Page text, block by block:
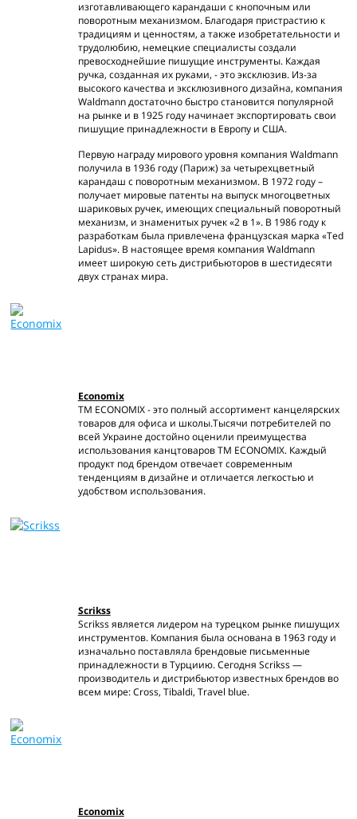
изготавливающего карандаши с кнопочным или
поворотным механизмом. Благодаря пристрастию к
традициям и ценностям, а также изобретательности и
трудолюбию, немецкие специалисты создали
превосходнейшие пишущие инструменты. Каждая
ручка, созданная их руками, - это эксклюзив. Из-за
высокого качества и эксклюзивного дизайна, компания
Waldmann достаточно быстро становится популярной
на рынке и в 1925 году начинает экспортировать свои
пишущие принадлежности в Европу и США.
Первую награду мирового уровня компания Waldmann
получила в 1936 году (Париж) за четырехцветный
карандаш с поворотным механизмом. В 1972 году –
получает мировые патенты на выпуск многоцветных
шариковых ручек, имеющих специальный поворотный
механизм, и знаменитых ручек «2 в 1». В 1986 году к
разработкам была привлечена французская марка «Ted
Lapidus». В настоящее время компания Waldmann
имеет широкую сеть дистрибьюторов в шестидесяти
двух странах мира.
Economix
TM ECONOMIX - это полный ассортимент канцелярских
товаров для офиса и школы.Тысячи потребителей по
всей Украине достойно оценили преимущества
использования канцтоваров TM ECONOMIX. Каждый
продукт под брендом отвечает современным
тенденциям в дизайне и отличается легкостью и
удобством использования.
Scrikss
Scrikss является лидером на турецком рынке пишущих
инструментов. Компания была основана в 1963 году и
изначально поставляла брендовые письменные
принадлежности в Турциию. Сегодня Scrikss —
производитель и дистрибьютор известных брендов во
всем мире: Cross, Tibaldi, Travel blue.
Economiх